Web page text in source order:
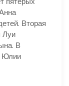
Вторая
Луи
В
Юлии